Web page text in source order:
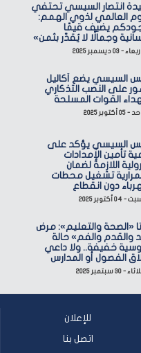
انتصار السيسي تحتفي
العالمي لذوي الهمم:
يضيف قيمًا
وجمالًا لا يُقدّر بثمن»
- ٠٣ ديسمبر ٢٠٢٥
السيسي يضع أكاليل
على النصب التذكاري
القوات المسلحة
- ٠٥ أكتوبر ٢٠٢٥
السيسي يؤكد على
تأمين الإمدادات
اللازمة لضمان
تشغيل محطات
دون انقطاع
- ٠٤ أكتوبر ٢٠٢٥
«الصحة والتعليم»: مرض
والقدم والفم» حالة
خفيفة.. ولا داعي
الفصول أو المدارس
- ٣٠ سبتمبر ٢٠٢٥
للإعلان
اتصل بنا